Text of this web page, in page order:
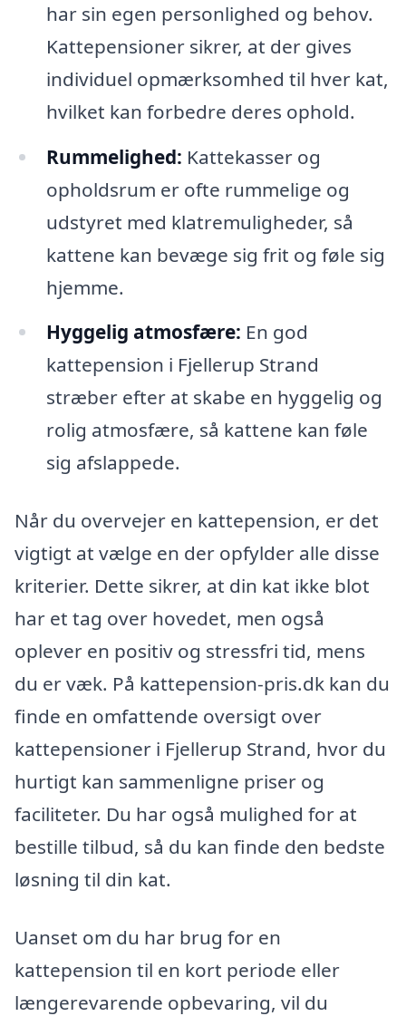
har sin egen personlighed og behov.
Kattepensioner sikrer, at der gives
individuel opmærksomhed til hver kat,
hvilket kan forbedre deres ophold.
Rummelighed: Kattekasser og
opholdsrum er ofte rummelige og
udstyret med klatremuligheder, så
kattene kan bevæge sig frit og føle sig
hjemme.
Hyggelig atmosfære: En god
kattepension i Fjellerup Strand
stræber efter at skabe en hyggelig og
rolig atmosfære, så kattene kan føle
sig afslappede.
Når du overvejer en kattepension, er det
vigtigt at vælge en der opfylder alle disse
kriterier. Dette sikrer, at din kat ikke blot
har et tag over hovedet, men også
oplever en positiv og stressfri tid, mens
du er væk. På kattepension-pris.dk kan du
finde en omfattende oversigt over
kattepensioner i Fjellerup Strand, hvor du
hurtigt kan sammenligne priser og
faciliteter. Du har også mulighed for at
bestille tilbud, så du kan finde den bedste
løsning til din kat.
Uanset om du har brug for en
kattepension til en kort periode eller
længerevarende opbevaring, vil du